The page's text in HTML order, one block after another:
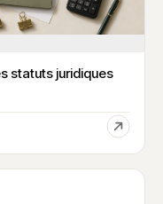
statuts juridiques